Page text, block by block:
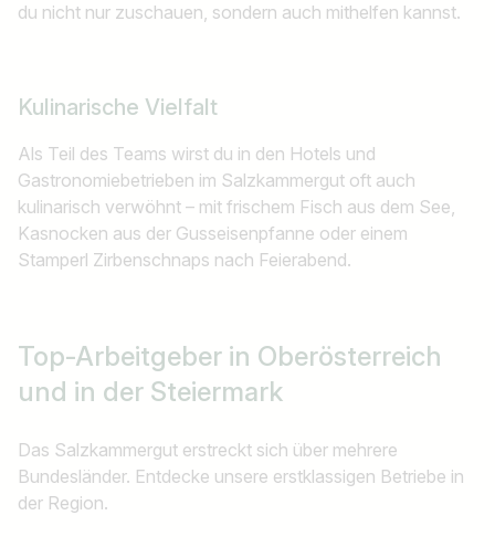
du nicht nur zuschauen, sondern auch mithelfen kannst.
Kulinarische Vielfalt
Als Teil des Teams wirst du in den Hotels und
Gastronomiebetrieben im Salzkammergut oft auch
kulinarisch verwöhnt – mit frischem Fisch aus dem See,
Kasnocken aus der Gusseisenpfanne oder einem
Stamperl Zirbenschnaps nach Feierabend.
Top-Arbeitgeber in Oberösterreich
und in der Steiermark
Das Salzkammergut erstreckt sich über mehrere
Bundesländer. Entdecke unsere erstklassigen Betriebe in
der Region.